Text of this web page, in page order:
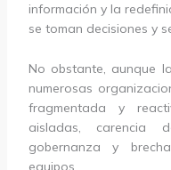
información y la
se toman decisiones y
No obstante, aunque
numerosas
fragmentada y
aisladas, carencia
gobernanza y
equipos.